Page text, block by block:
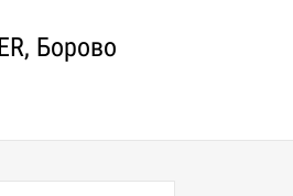
Борово